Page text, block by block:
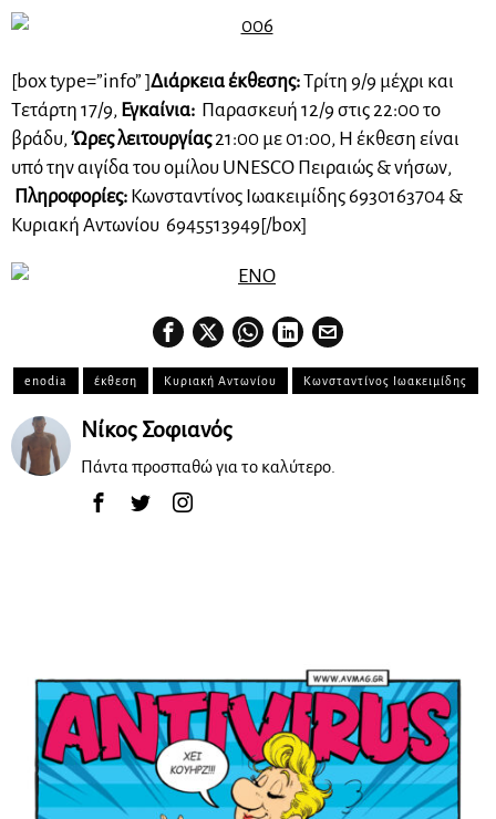
[box type=”info” ]Διάρκεια έκθεσης:Τρίτη 9/9 μέχρι και
Τετάρτη 17/9, Εγκαίνια: Παρασκευή 12/9 στις 22:00 το
βράδυ, Ώρες λειτουργίας21:00 με 01:00, Η έκθεση είναι
υπό την αιγίδα του ομίλου UNESCO Πειραιώς & νήσων,
Πληροφορίες: Κωνσταντίνος Ιωακειμίδης 6930163704 &
Κυριακή Αντωνίου 6945513949[/box]
enodia έκθεση Κυριακή Αντωνίου Κωνσταντίνος Ιωακειμίδης
Νίκος Σοφιανός
Πάντα προσπαθώ για το καλύτερο.